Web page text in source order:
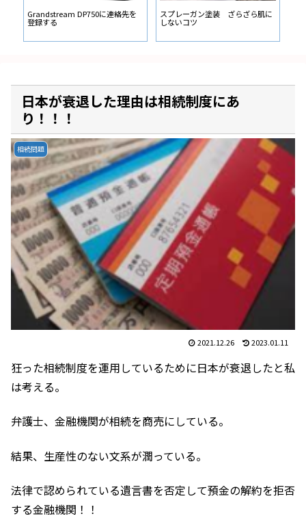
Grandstream DP750に連絡先を
登録する
スプレーガン塗装 ざらざら肌に
しないコツ
日本が衰退した理由は相続制度にあ
り！！！
相続問題
2021.12.26 2023.01.11
狂った相続制度を運用しているために日本が衰退したと私
は考える。
弁護士、金融機関が相続を商売にしている。
結果、生産性のない文系が潤っている。
法律で認められている遺言書を否定して預金の解約を拒否
する金融機関！！